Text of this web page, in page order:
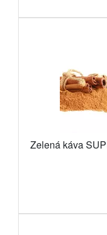
Zelená káva